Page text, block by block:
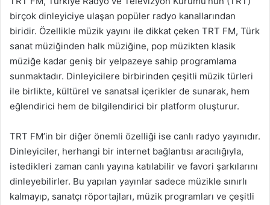
birçok dinleyiciye ulaşan popüler radyo kanallarından
biridir. Özellikle müzik yayını ile dikkat çeken TRT FM, Türk
sanat müziğinden halk müziğine, pop müzikten klasik
müziğe kadar geniş bir yelpazeye sahip programlama
sunmaktadır. Dinleyicilere birbirinden çeşitli müzik türleri
ile birlikte, kültürel ve sanatsal içerikler de sunarak, hem
eğlendirici hem de bilgilendirici bir platform oluşturur.
TRT FM’in bir diğer önemli özelliği ise canlı radyo yayınıdır.
Dinleyiciler, herhangi bir internet bağlantısı aracılığıyla,
istedikleri zaman canlı yayına katılabilir ve favori şarkılarını
dinleyebilirler. Bu yapılan yayınlar sadece müzikle sınırlı
kalmayıp, sanatçı röportajları, müzik programları ve çeşitli